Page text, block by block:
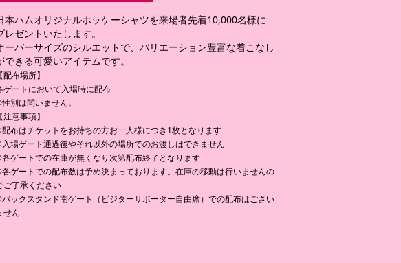
本ハムオリジナルホッケーシャツを来場者先着10,000名様に
レゼントいたします。
ーバーサイズのシルエットで、バリエーション豊富な着こなし
できる可愛いアイテムです。
【配布場所】
ゲートにおいて入場時に配布
別は問いません。
【注意事項】
布はチケットをお持ちの方お一人様につき1枚となります
場ゲート通過後やそれ以外の場所でのお渡しはできません
ゲートでの在庫が無くなり次第配布終了となります
ゲートでの配布数は予め決まっております。在庫の移動は行いませんの
ご了承ください
ックスタンド南ゲート（ビジターサポーター自由席）での配布はござい
せん